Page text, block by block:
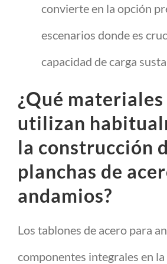
convierte en la opción
escenarios donde es
capacidad de carga
¿Qué materiales
utilizan
la construcción
planchas de
andamios?
Los tablones de acero para
componentes integrales en